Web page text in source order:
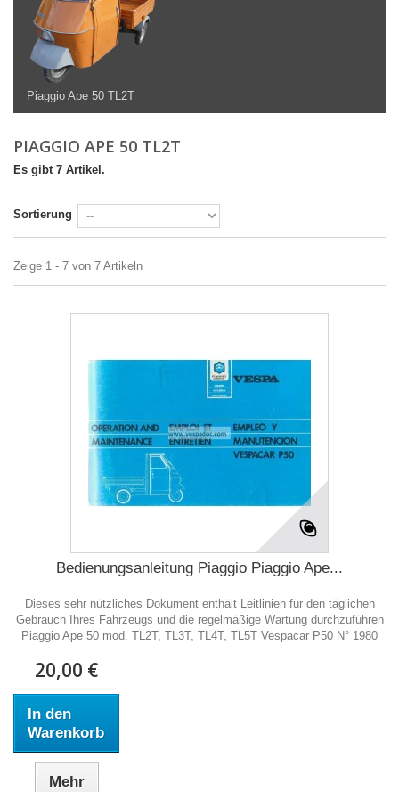
Piaggio Ape 50 TL2T
PIAGGIO APE 50 TL2T
Es gibt 7 Artikel.
Sortierung
Zeige 1 - 7 von 7 Artikeln
Bedienungsanleitung Piaggio Piaggio Ape...
Dieses sehr nützliches Dokument enthält Leitlinien für den täglichen
Gebrauch Ihres Fahrzeugs und die regelmäßige Wartung durchzuführen
Piaggio Ape 50 mod. TL2T, TL3T, TL4T, TL5T Vespacar P50 N° 1980
20,00 €
In den
Warenkorb
Mehr